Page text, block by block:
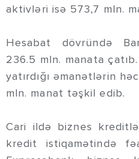
aktivləri isə 573,7 mln.
Hesabat dövründə
236.5 mln. manata
yatırdığı əmanətlərin
mln. manat təşkil edib.
Cari ildə biznes
kredit istiqamətində